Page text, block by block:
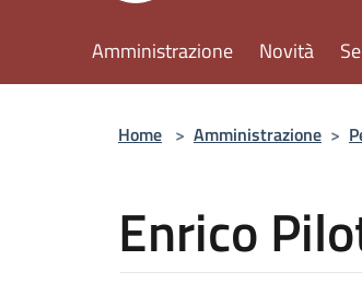
Amministrazione Novità
Home > Amministrazione >
Enrico